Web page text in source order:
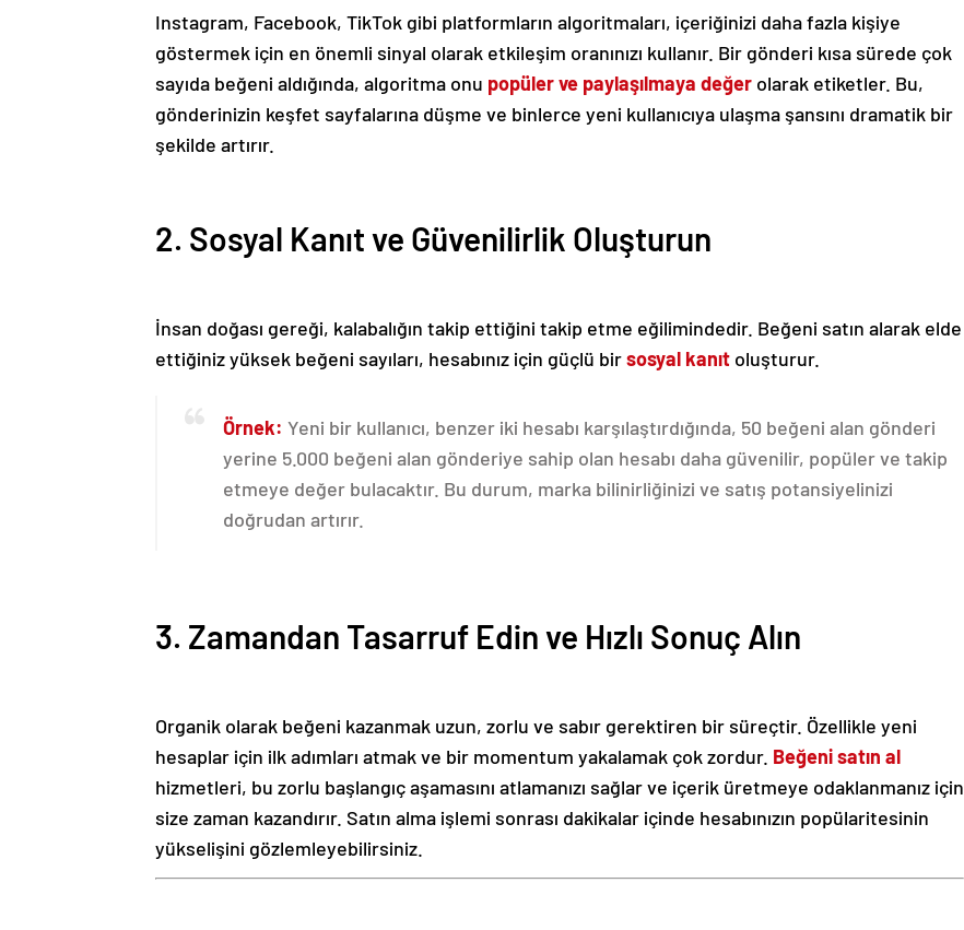
Instagram, Facebook, TikTok gibi platformların algoritmaları, içeriğinizi daha fazla kişiye
göstermek için en önemli sinyal olarak etkileşim oranınızı kullanır. Bir gönderi kısa sürede çok
sayıda beğeni aldığında, algoritma onu popüler ve paylaşılmaya değer olarak etiketler. Bu,
gönderinizin keşfet sayfalarına düşme ve binlerce yeni kullanıcıya ulaşma şansını dramatik bir
şekilde artırır.
2. Sosyal Kanıt ve Güvenilirlik Oluşturun
İnsan doğası gereği, kalabalığın takip ettiğini takip etme eğilimindedir. Beğeni satın alarak elde
ettiğiniz yüksek beğeni sayıları, hesabınız için güçlü birsosyal kanıt oluşturur.
Örnek: Yeni bir kullanıcı, benzer iki hesabı karşılaştırdığında, 50 beğeni alan gönderi
yerine 5.000 beğeni alan gönderiye sahip olan hesabı daha güvenilir, popüler ve takip
etmeye değer bulacaktır. Bu durum, marka bilinirliğinizi ve satış potansiyelinizi
doğrudan artırır.
3. Zamandan Tasarruf Edin ve Hızlı Sonuç Alın
Organik olarak beğeni kazanmak uzun, zorlu ve sabır gerektiren bir süreçtir. Özellikle yeni
hesaplar için ilk adımları atmak ve bir momentum yakalamak çok zordur. Beğeni satın al
hizmetleri, bu zorlu başlangıç aşamasını atlamanızı sağlar ve içerik üretmeye odaklanmanız için
size zaman kazandırır. Satın alma işlemi sonrası dakikalar içinde hesabınızın popülaritesinin
yükselişini gözlemleyebilirsiniz.